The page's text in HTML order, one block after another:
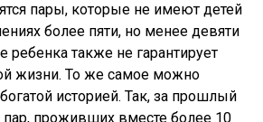
пары, которые не имеют детей
более пяти, но менее девяти
ребенка также не гарантирует
жизни. То же самое можно
историей. Так, за прошлый
пар, проживших вместе более 10